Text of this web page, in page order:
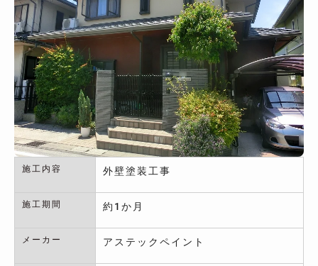
施工内容 外壁塗装工事
施工期間 約1か月
メーカー アステックペイント